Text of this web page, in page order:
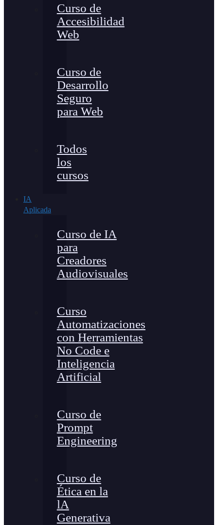
Curso de
Accesibilidad
Web
Curso de
Desarrollo
Seguro
para Web
Todos
los
cursos
IA
Aplicada
Curso de IA
para
Creadores
Audiovisuales
Curso
Automatizaciones
con Herramientas
No Code e
Inteligencia
Artificial
Curso de
Prompt
Engineering
Curso de
Ética en la
lA
Generativa